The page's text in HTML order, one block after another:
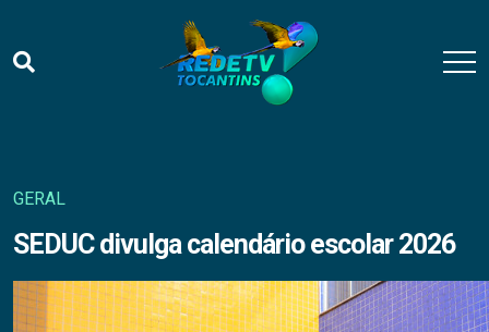
GERAL
SEDUC divulga calendário escolar 2026